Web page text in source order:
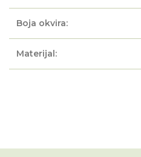
Boja okvira:
Materijal: